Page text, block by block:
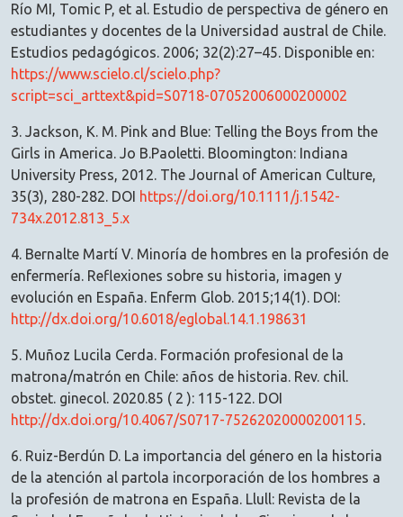
Río MI, Tomic P, et al. Estudio de perspectiva de género en
estudiantes y docentes de la Universidad austral de Chile.
Estudios pedagógicos. 2006; 32(2):27–45. Disponible en:
https://www.scielo.cl/scielo.php?
script=sci_arttext&pid=S0718-07052006000200002
3. Jackson, K. M. Pink and Blue: Telling the Boys from the
Girls in America. Jo B.Paoletti. Bloomington: Indiana
University Press, 2012. The Journal of American Culture,
35(3), 280-282. DOI https://doi.org/10.1111/j.1542-
734x.2012.813_5.x
4. Bernalte Martí V. Minoría de hombres en la profesión de
enfermería. Reflexiones sobre su historia, imagen y
evolución en España. Enferm Glob. 2015;14(1). DOI:
http://dx.doi.org/10.6018/eglobal.14.1.198631
5. Muñoz Lucila Cerda. Formación profesional de la
matrona/matrón en Chile: años de historia. Rev. chil.
obstet. ginecol. 2020.85 ( 2 ): 115-122. DOI
http://dx.doi.org/10.4067/S0717-75262020000200115.
6. Ruiz-Berdún D. La importancia del género en la historia
de la atención al partola incorporación de los hombres a
la profesión de matrona en España. Llull: Revista de la